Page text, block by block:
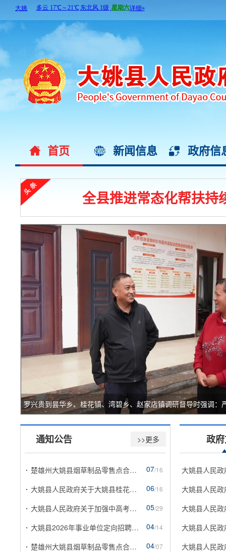
首页 新闻信息 政府信
全县推进常态化帮扶持
通知公告 >>更多
07/16
楚雄州大姚县烟草制品零售点合理化布局规划动态调...
06/16
大姚县人民政府关于大姚县桂花水库下闸蓄水的通告
05/29
大姚县人民政府关于加强中高考期间环境噪声污染监...
04/14
大姚县2026年事业单位定向招聘村干部履职考核成绩...
04/07
楚雄州大姚县烟草制品零售点合理化布局规划动态调...
政
大姚县人民
大姚县人民
大姚县人民
大姚县人民